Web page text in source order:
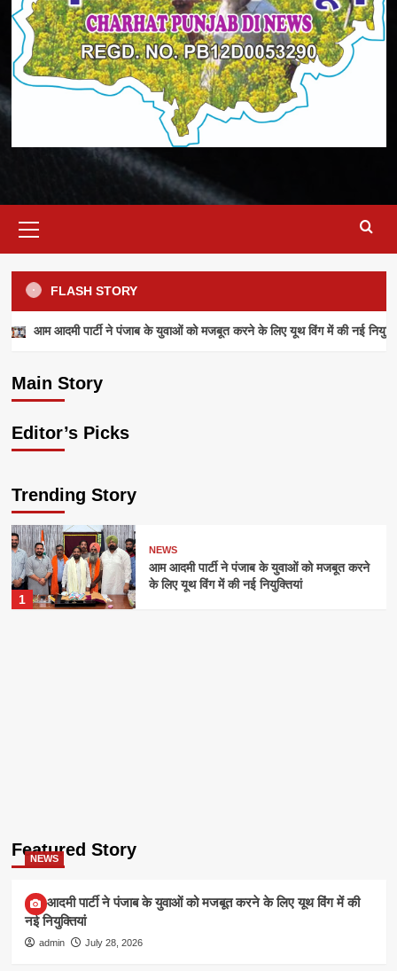
Menu
FLASH STORY
आम आदमी पार्टी ने पंजाब के युवाओं को मजबूत करने के लिए यूथ विंग में की नई
Main Story
आम आदमी पार्टी ने पंजाब के युवाओं को मजबूत करने के
admin July 28, 2026
Editor’s Picks
Trending Story
1
NEWS
आम आदमी पार्टी ने पंजाब के युवाओं को मजबूत करने
के लिए यूथ विंग में की नई नियुक्तियां
Featured Story
NEWS
आम आदमी पार्टी ने पंजाब के युवाओं को मजबूत करने के लिए यूथ विंग में की
नई नियुक्तियां
admin July 28, 2026